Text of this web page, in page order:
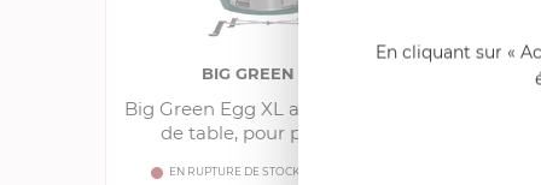
BIG GREEN EGG
Big Green Egg XL avec, berceau
de table, pour pose libre
EN RUPTURE DE STOCK MOMENTANÉE
avec
En cliquant sur «